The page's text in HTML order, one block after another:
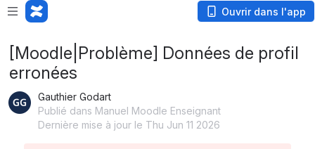
Ouvrir dans l'app
[Moodle|Problème] Données de profil
erronées
Gauthier Godart
Publié dans Manuel Moodle Enseignant
Dernière mise à jour le Thu Jun 11 2026